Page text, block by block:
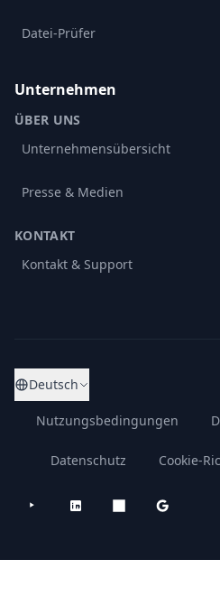
Datei-Prüfer
Unternehmen
ÜBER UNS
Unternehmensübersicht
Presse & Medien
KONTAKT
Kontakt & Support
Deutsch
Nutzungsbedingungen
Datenschutz Cookie-